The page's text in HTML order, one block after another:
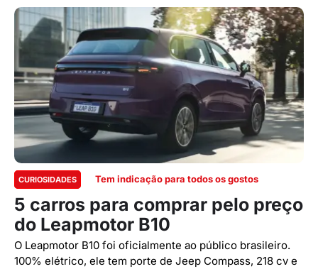
CURIOSIDADES Tem indicação para todos os gostos
5 carros para comprar pelo preço
do Leapmotor B10
O Leapmotor B10 foi oficialmente ao público brasileiro.
100% elétrico, ele tem porte de Jeep Compass, 218 cv e